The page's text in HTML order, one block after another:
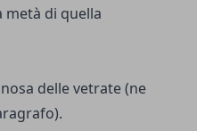
metà di quella
delle vetrate (ne